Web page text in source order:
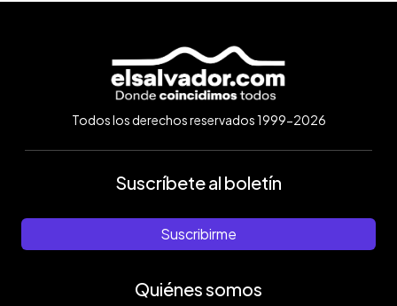
Todos los derechos reservados 1999-2026
Suscríbete al boletín
Suscribirme
Quiénes somos